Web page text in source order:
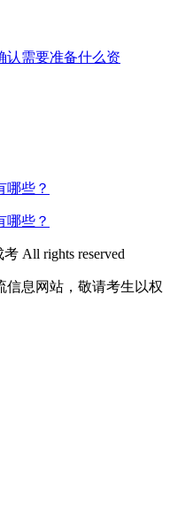
认需要准备什么资
哪些？
哪些？
All rights reserved
信息网站，敬请考生以权